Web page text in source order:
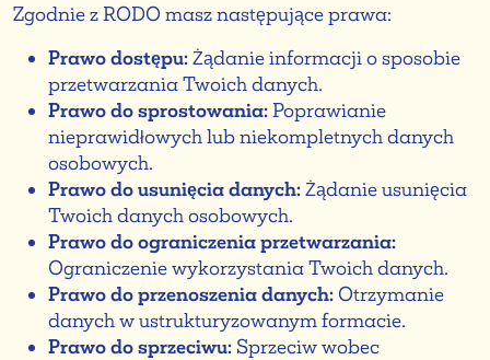
Zgodnie z RODO masz następujące prawa:
Prawo dostępu:Żądanie informacji o sposobie
przetwarzania Twoich danych.
Prawo do sprostowania:Poprawianie
nieprawidłowych lub niekompletnych danych
osobowych.
Prawo do usunięcia danych:Żądanie usunięcia
Twoich danych osobowych.
Prawo do ograniczenia przetwarzania:
Ograniczenie wykorzystania Twoich danych.
Prawo do przenoszenia danych: Otrzymanie
danych w ustrukturyzowanym formacie.
Prawo do sprzeciwu: Sprzeciw wobec